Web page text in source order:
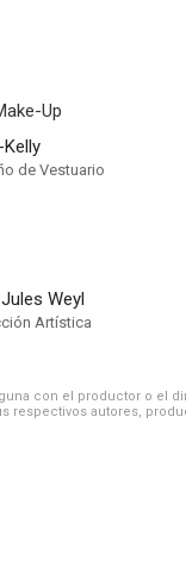
Up
de Vestuario
Weyl
Artística
con el productor o el
respectivos autores,